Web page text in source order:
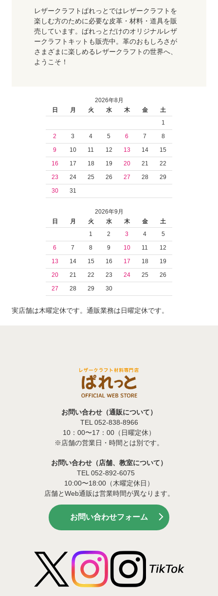
レザークラフトぱれっとではレザークラフトを
楽しむ方のために必要な皮革・材料・道具を販
売しています。ぱれっとだけのオリジナルレザ
ークラフトキットも販売中。革のおもしろさが
さまざまに楽しめるレザークラフトの世界へ、
ようこそ！
2026年8月
日
月 火 水 木 金
土
1
2
3 4 5 6 7
8
9
10 11 12 13 14
15
16
17 18 19 20 21
22
23
24 25 26 27 28
29
30
31
2026年9月
日
月 火 水 木 金
土
1
2 3 4
5
6
7 8 9 10 11
12
13
14 15 16 17 18
19
20
21 22 23 24 25
26
27
28 29 30
実店舗は木曜定休です。通販業務は日曜定休です。
お問い合わせ（通販について）
TEL 052-838-8966
10：00〜17：00（日曜定休）
※店舗の営業日・時間とは別です。
お問い合わせ（店舗、教室について）
TEL 052-892-6075
10:00〜18:00（木曜定休日）
店舗とWeb通販は営業時間が異なります。
お問い合わせフォーム